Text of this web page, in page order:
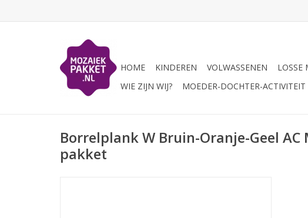
HOME KINDEREN VOLWASSENEN LOSSE
WIE ZIJN WIJ?
MOEDER-DOCHTER-ACTIVITEIT
Borrelplank W Bruin-Oranje-Geel AC
pakket